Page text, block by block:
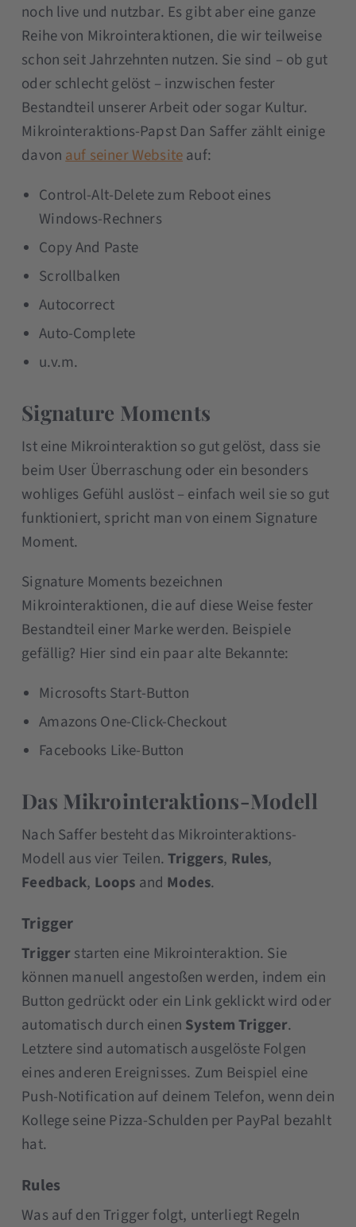
noch live und nutzbar. Es gibt aber eine ganze
Reihe von Mikrointeraktionen, die wir teilweise
schon seit Jahrzehnten nutzen. Sie sind – ob gut
oder schlecht gelöst – inzwischen fester
Bestandteil unserer Arbeit oder sogar Kultur.
Mikrointeraktions-Papst Dan Saffer zählt einige
davonauf seiner Websiteauf:
Control-Alt-Delete zum Reboot eines
Windows-Rechners
Copy And Paste
Scrollbalken
Autocorrect
Auto-Complete
u.v.m.
Signature Moments
Ist eine Mikrointeraktion so gut gelöst, dass sie
beim User Überraschung oder ein besonders
wohliges Gefühl auslöst – einfach weil sie so gut
funktioniert, spricht man von einem Signature
Moment.
Signature Moments bezeichnen
Mikrointeraktionen, die auf diese Weise fester
Bestandteil einer Marke werden. Beispiele
gefällig? Hier sind ein paar alte Bekannte:
Microsofts Start-Button
Amazons One-Click-Checkout
Facebooks Like-Button
Das Mikrointeraktions-Modell
Nach Saffer besteht das Mikrointeraktions-
Modell aus vier Teilen.Triggers, Rules,
Feedback, Loops and Modes.
Trigger
Trigger starten eine Mikrointeraktion. Sie
können manuell angestoßen werden, indem ein
Button gedrückt oder ein Link geklickt wird oder
automatisch durch einen System Trigger.
Letztere sind automatisch ausgelöste Folgen
eines anderen Ereignisses. Zum Beispiel eine
Push-Notification auf deinem Telefon, wenn dein
Kollege seine Pizza-Schulden per PayPal bezahlt
hat.
Rules
Was auf den Trigger folgt, unterliegt Regeln